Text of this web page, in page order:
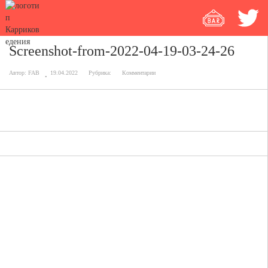
Screenshot-from-2022-04-19-03-24-26
Автор: FAB 19.04.2022 Рубрика: Комментарии